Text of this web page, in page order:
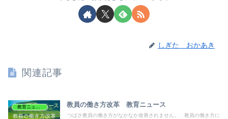
しぎた おかあき
関連記事
教育ニュース 教員の働き方改革 教育ニュース
つばさ教員の働き方がなかなか改善されません。 教員の働き方に